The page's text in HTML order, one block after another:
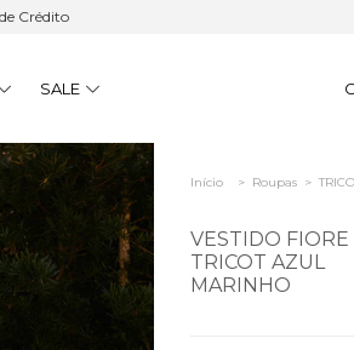
Crédito
SALE
Início > Roupas >
VESTIDO FIORE
TRICOT AZUL
MARINHO